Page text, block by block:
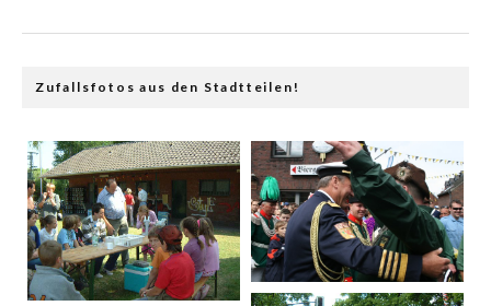
Zufallsfotos aus den Stadtteilen!